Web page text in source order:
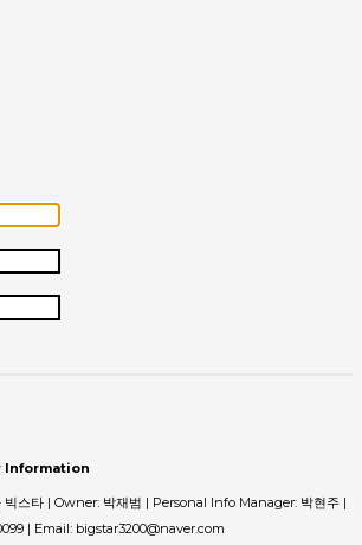
Information
스타 | Owner: 박재범 | Personal Info Manager: 박현주 |
| Email: bigstar3200@naver.com